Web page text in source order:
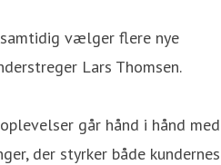
vælger flere nye
Lars Thomsen.
går hånd i hånd med
der styrker både kundernes